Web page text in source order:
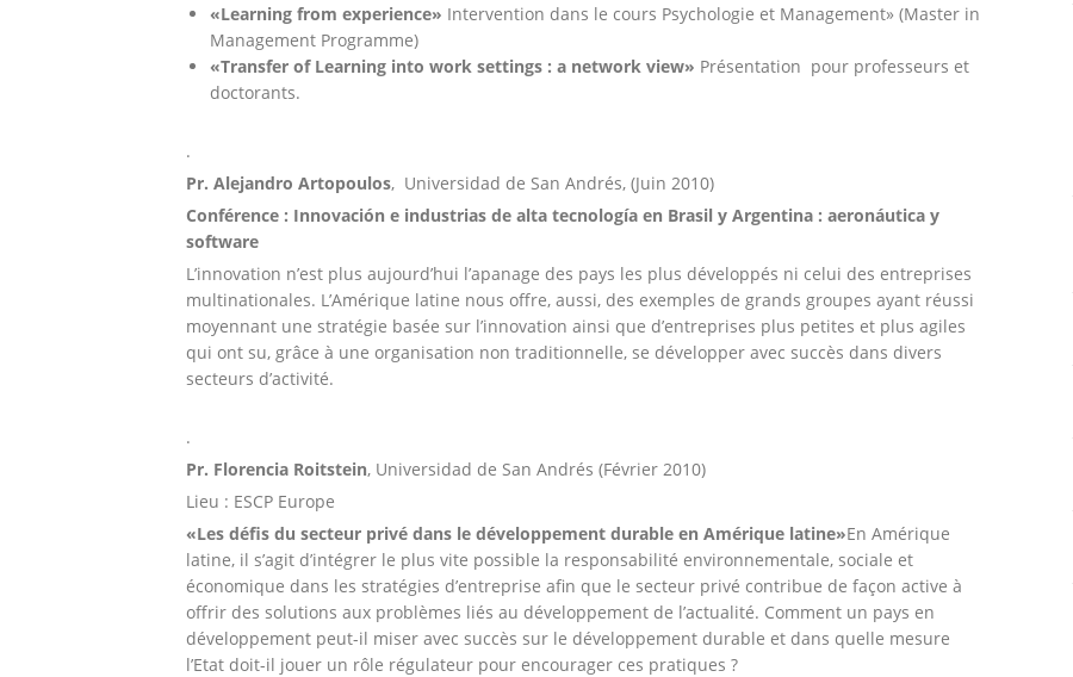
«Learning from experience» Intervention dans le cours Psychologie et Management» (Master in
Management Programme)
«Transfer of Learning into work settings : a network view» Présentation pour professeurs et
doctorants.
.
Pr. Alejandro Artopoulos, Universidad de San Andrés, (Juin 2010)
Conférence : Innovación e industrias de alta tecnología en Brasil y Argentina : aeronáutica y
software
L’innovation n’est plus aujourd’hui l’apanage des pays les plus développés ni celui des entreprises
multinationales. L’Amérique latine nous offre, aussi, des exemples de grands groupes ayant réussi
moyennant une stratégie basée sur l’innovation ainsi que d’entreprises plus petites et plus agiles
qui ont su, grâce à une organisation non traditionnelle, se développer avec succès dans divers
secteurs d’activité.
.
Pr. Florencia Roitstein, Universidad de San Andrés (Février 2010)
Lieu : ESCP Europe
«Les défis du secteur privé dans le développement durable en Amérique latine»En Amérique
latine, il s’agit d’intégrer le plus vite possible la responsabilité environnementale, sociale et
économique dans les stratégies d’entreprise afin que le secteur privé contribue de façon active à
offrir des solutions aux problèmes liés au développement de l’actualité. Comment un pays en
développement peut-il miser avec succès sur le développement durable et dans quelle mesure
l’Etat doit-il jouer un rôle régulateur pour encourager ces pratiques ?